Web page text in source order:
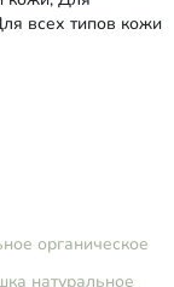
оливковое
зародышей
всех типов кожи
органическое
натуральное